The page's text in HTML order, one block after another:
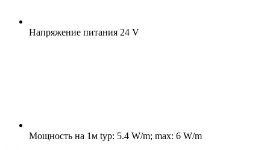
Напряжение питания 24 V
Мощность на 1м typ: 5.4 W/m; max: 6 W/m